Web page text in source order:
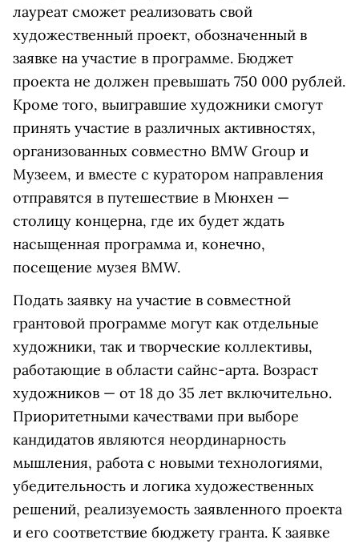
лауреат сможет реализовать свой
художественный проект, обозначенный в
заявке на участие в программе. Бюджет
проекта не должен превышать 750 000 рублей.
Кроме того, выигравшие художники смогут
принять участие в различных активностях,
организованных совместно BMW Group и
Музеем, и вместе с куратором направления
отправятся в путешествие в Мюнхен —
столицу концерна, где их будет ждать
насыщенная программа и, конечно,
посещение музея BMW.
Подать заявку на участие в совместной
грантовой программе могут как отдельные
художники, так и творческие коллективы,
работающие в области сайнс-арта. Возраст
художников — от 18 до 35 лет включительно.
Приоритетными качествами при выборе
кандидатов являются неординарность
мышления, работа с новыми технологиями,
убедительность и логика художественных
решений, реализуемость заявленного проекта
и его соответствие бюджету гранта. К заявке